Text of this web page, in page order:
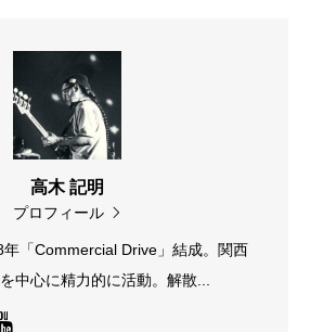
高木 記明
プロフィール
「Commercial Drive」結成。関西
中心に精力的に活動。解散...